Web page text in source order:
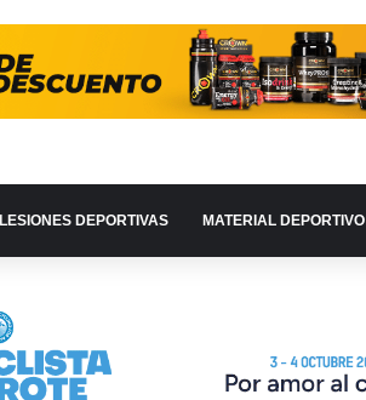
LESIONES DEPORTIVAS MATERIAL DEPORTIVO